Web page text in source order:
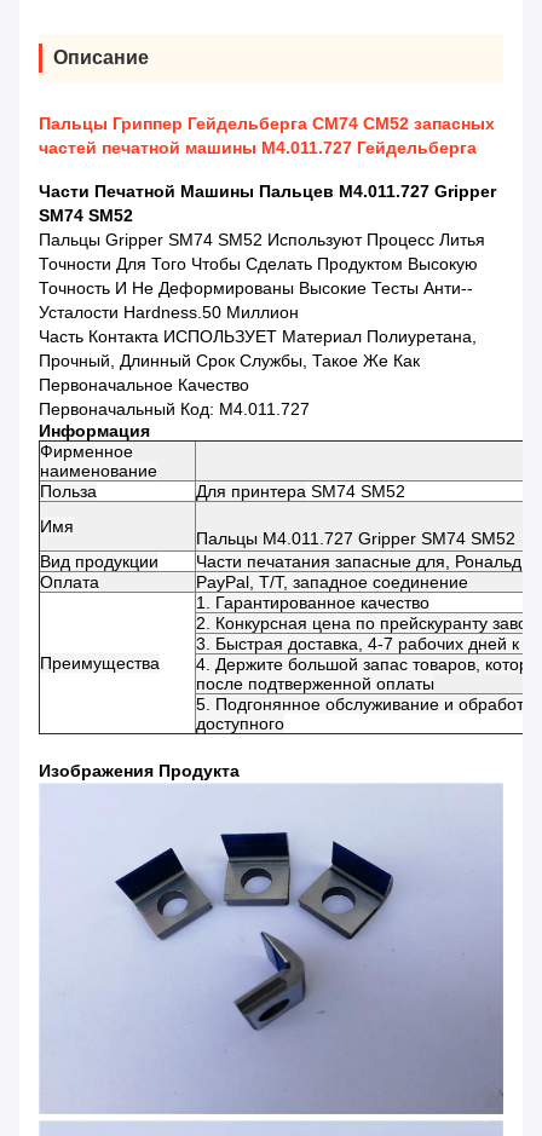
Описание
Пальцы Гриппер Гейдельберга СМ74 СМ52 запасных
частей печатной машины М4.011.727 Гейдельберга
Части Печатной Машины Пальцев M4.011.727 Gripper
SM74 SM52
Пальцы Gripper SM74 SM52 Используют Процесс Литья
Точности Для Того Чтобы Сделать Продуктом Высокую
Точность И Не Деформированы Высокие Тесты Анти--
Усталости Hardness.50 Миллион
Часть Контакта ИСПОЛЬЗУЕТ Материал Полиуретана,
Прочный, Длинный Срок Службы, Такое Же Как
Первоначальное Качество
Первоначальный Код: M4.011.727
Информация
Фирменное
наименование
Польза
Для принтера SM74 SM52
Имя
Пальцы M4.011.727 Gripper SM74 SM52
Вид продукции
Части печатания запасные для, Рональд,
Оплата
PayPal, T/T, западное соединение
Преимущества
1. Гарантированное качество
2. Конкурсная цена по прейскуранту
3. Быстрая доставка, 4-7 рабочих дней к
4. Держите большой запас товаров,
после подтверженной оплаты
5. Подгонянное обслуживание и
доступного
Изображения Продукта